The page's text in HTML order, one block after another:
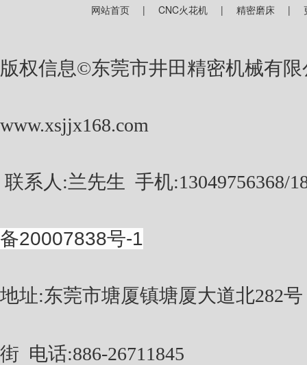
网站首页 | CNC火花机 | 精密磨床 |
版权信息©东莞市井田精密机械有
www.xsjjx168.com
联系人:兰先生 手机:13049756368/
备20007838号-1
地址:东莞市塘厦镇塘厦大道北282
街 电话:886-26711845